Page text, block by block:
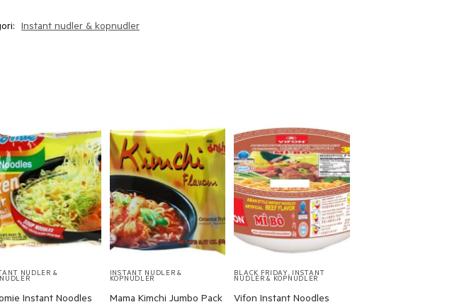
Instant nudler & kopnudler
NUDLER &
Instant Noodles
INSTANT NUDLER &
KOPNUDLER
Mama Kimchi Jumbo Pack
BLACK FRIDAY, INSTANT
NUDLER & KOPNUDLER
Vifon Instant Noodles